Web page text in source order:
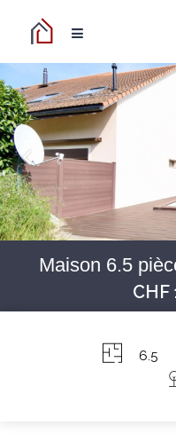
Maison 6.5
CHF
6.5